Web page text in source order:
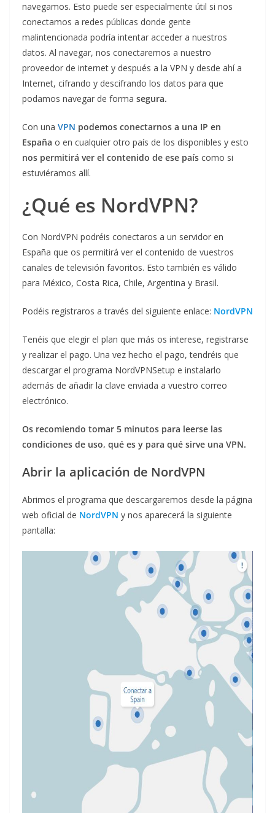
navegamos. Esto puede ser especialmente útil si nos
conectamos a redes públicas donde gente
malintencionada podría intentar acceder a nuestros
datos. Al navegar, nos conectaremos a nuestro
proveedor de internet y después a la VPN y desde ahí a
Internet, cifrando y descifrando los datos para que
podamos navegar de forma segura.
Con una VPN podemos conectarnos a una IP en
España o en cualquier otro país de los disponibles y esto
nos permitirá ver el contenido de ese país como si
estuviéramos allí.
¿Qué es NordVPN?
Con NordVPN podréis conectaros a un servidor en
España que os permitirá ver el contenido de vuestros
canales de televisión favoritos. Esto también es válido
para México, Costa Rica, Chile, Argentina y Brasil.
Podéis registraros a través del siguiente enlace: NordVPN
Tenéis que elegir el plan que más os interese, registrarse
y realizar el pago. Una vez hecho el pago, tendréis que
descargar el programa NordVPNSetup e instalarlo
además de añadir la clave enviada a vuestro correo
electrónico.
Os recomiendo tomar 5 minutos para leerse las
condiciones de uso, qué es y para qué sirve una VPN.
Abrir la aplicación de NordVPN
Abrimos el programa que descargaremos desde la página
web oficial de NordVPN y nos aparecerá la siguiente
pantalla: